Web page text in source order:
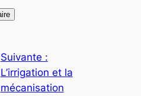
Suivante :
L’irrigation et la
mécanisation